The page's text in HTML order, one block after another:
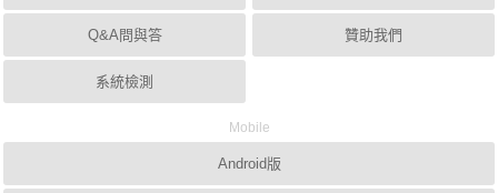
Q&A問與答
系統檢測
贊助我們
Mobile
Android版